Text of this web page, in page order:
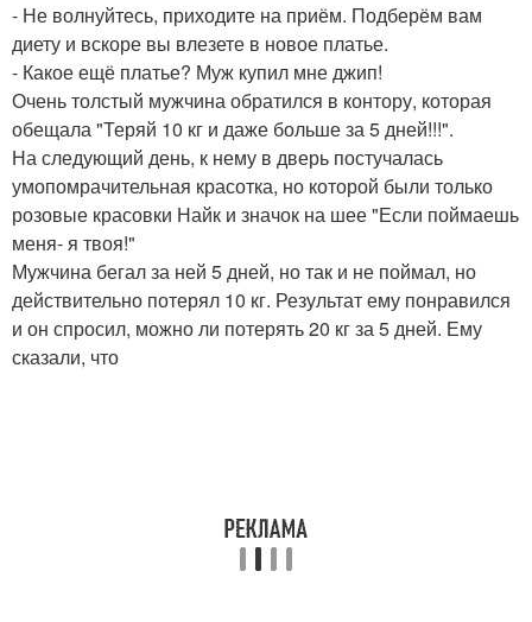
- Не волнуйтесь, приходите на приём. Подберём вам
диету и вскоре вы влезете в новое платье.
- Какое ещё платье? Муж купил мне джип!
Очень толстый мужчина обратился в контору, которая
обещала "Теряй 10 кг и даже больше за 5 дней!!!".
На следующий день, к нему в дверь постучалась
умопомрачительная красотка, но которой были только
розовые красовки Найк и значок на шее "Если поймаешь
меня- я твоя!"
Мужчина бегал за ней 5 дней, но так и не поймал, но
действительно потерял 10 кг. Результат ему понравился
и он спросил, можно ли потерять 20 кг за 5 дней. Ему
сказали, что